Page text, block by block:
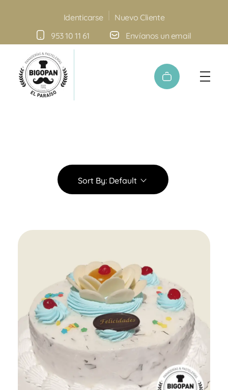
Identicarse
Nuevo Cliente
953 10 11 61
Envíanos un email
Sort By: Default